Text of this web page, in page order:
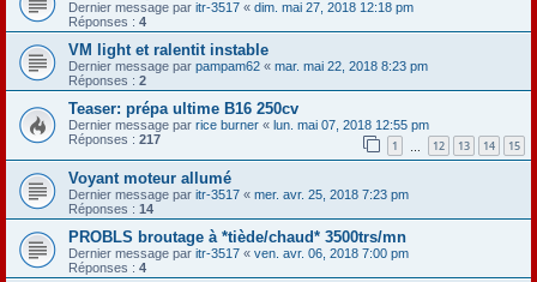
Dernier message par itr-3517 « dim. mai 27, 2018 12:18 pm
Réponses : 4
VM light et ralentit instable
Dernier message par pampam62 « mar. mai 22, 2018 8:23 pm
Réponses : 2
Teaser: prépa ultime B16 250cv
Dernier message par rice burner « lun. mai 07, 2018 12:55 pm
Réponses : 217 1 12 13 14 15
Voyant moteur allumé
Dernier message par itr-3517 « mer. avr. 25, 2018 7:23 pm
Réponses : 14
PROBLS broutage à *tiède/chaud* 3500trs/mn
Dernier message par itr-3517 « ven. avr. 06, 2018 7:00 pm
Réponses : 4